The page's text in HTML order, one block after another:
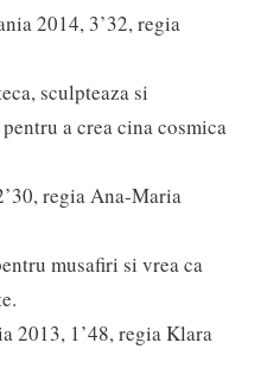
2014, 3’32, regia
sculpteaza si
a crea cina cosmica
regia Ana-Maria
musafiri si vrea ca
2013, 1’48, regia Klara